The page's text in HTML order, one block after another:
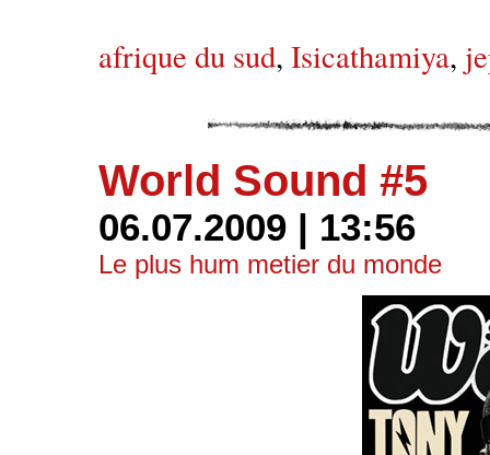
afrique du sud, Isicathamiya,
World Sound #5
06.07.2009 | 13:56
Le plus hum metier du monde